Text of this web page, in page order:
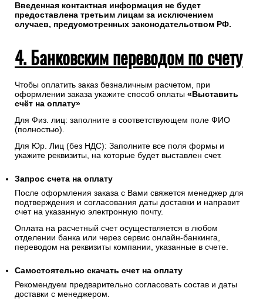
Введенная контактная информация не будет
предоставлена третьим лицам за исключением
случаев, предусмотренных законодательством РФ.
4. Банковским переводом по счету
Чтобы оплатить заказ безналичным расчетом, при
оформлении заказа укажите способ оплаты «Выставить
счёт на оплату»
Для Физ. лиц: заполните в соответствующем поле ФИО
(полностью).
Для Юр. Лиц (без НДС): Заполните все поля формы и
укажите реквизиты, на которые будет выставлен счет.
Запрос счета на оплату
После оформления заказа с Вами свяжется менеджер для
подтверждения и согласования даты доставки и направит
счет на указанную электронную почту.
Оплата на расчетный счет осуществляется в любом
отделении банка или через сервис онлайн-банкинга,
переводом на реквизиты компании, указанные в счете.
Самостоятельно скачать счет на оплату
Рекомендуем предварительно согласовать состав и даты
доставки с менеджером.